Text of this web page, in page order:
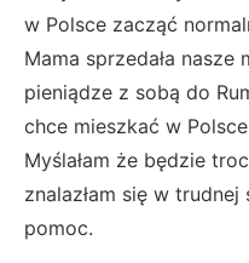
w Polsce zacząć
Mama sprzedała nasze
pieniądze z sobą do
chce mieszkać w
Myślałam że będzie
znalazłam się w
pomoc.